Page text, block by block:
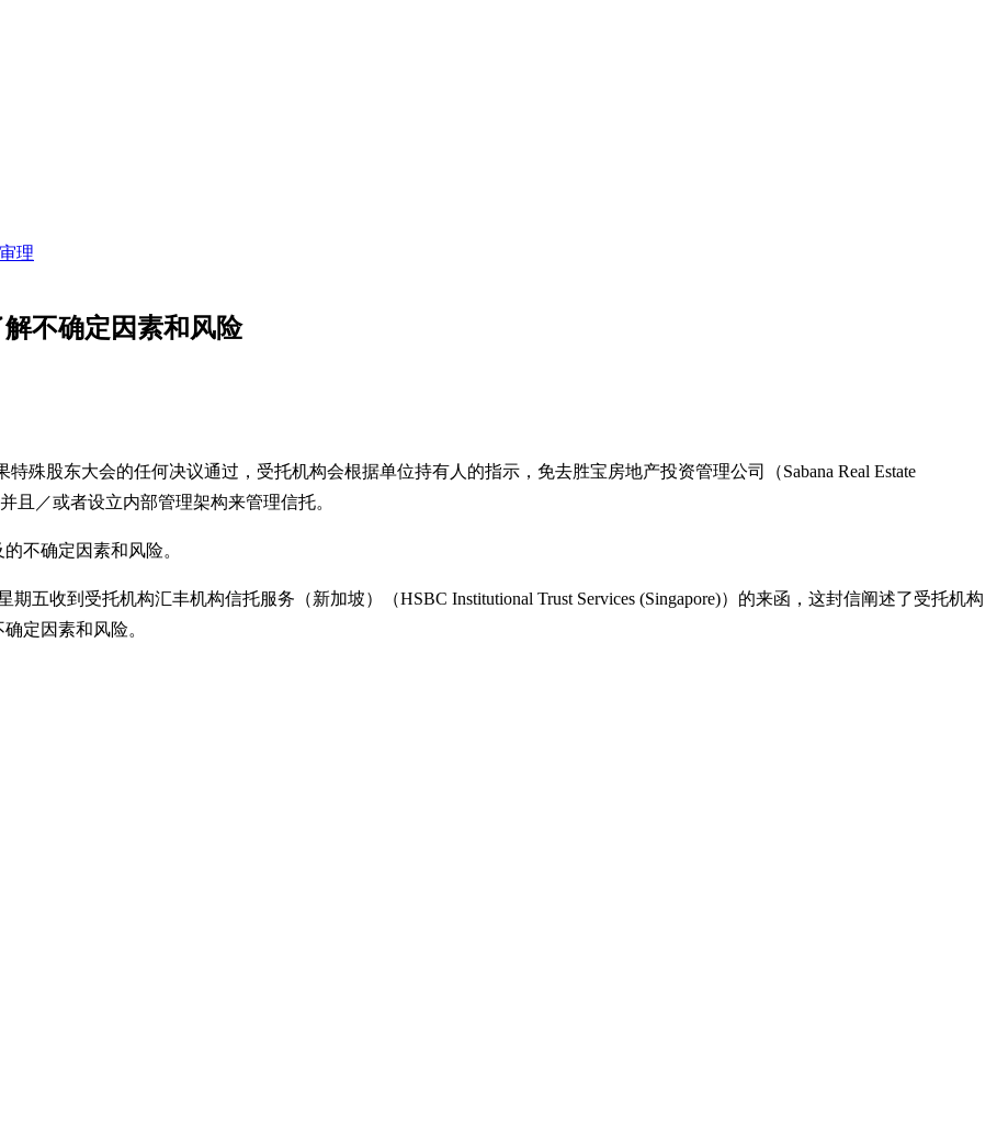
理
不确定因素和风险
特殊股东大会的任何决议通过，受托机构会根据单位持有人的指示，免去胜宝房地产投资管理公司（Sabana Real Estate
且／或者设立内部管理架构来管理信托。
不确定因素和风险。
五收到受托机构汇丰机构信托服务（新加坡）（HSBC Institutional Trust Services (Singapore)）的来函，这封信阐述了受托机构
定因素和风险。